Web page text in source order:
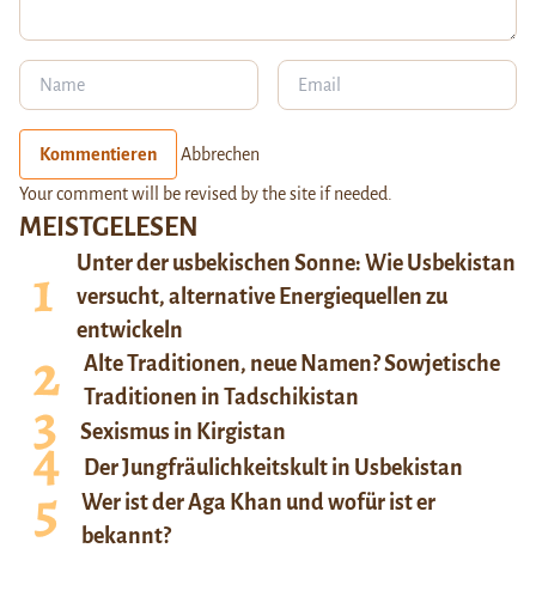
MEISTGELESEN
Unter der usbekischen Sonne: Wie Usbekistan
versucht, alternative Energiequellen zu
entwickeln
Alte Traditionen, neue Namen? Sowjetische
Traditionen in Tadschikistan
Sexismus in Kirgistan
Der Jungfräulichkeitskult in Usbekistan
Wer ist der Aga Khan und wofür ist er
bekannt?
Kommentieren Abbrechen
Your comment will be revised by the site if needed.